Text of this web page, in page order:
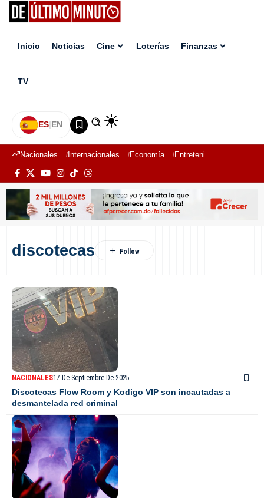
Inicio Noticias Cine Loterías Finanzas
TV
ES|EN
Nacionales Internacionales Economía Entretenimiento
discotecas
NACIONALES17 De Septiembre De 2025
Discotecas Flow Room y Kodigo VIP son incautadas a
desmantelada red criminal